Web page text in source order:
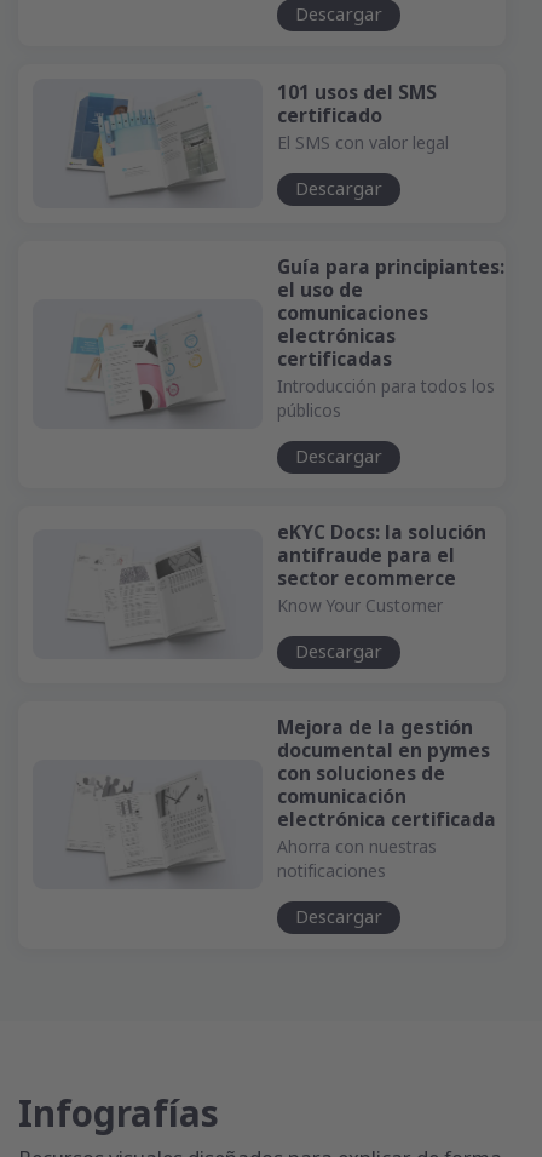
Descargar
101 usos del SMS
certificado
El SMS con valor legal
Descargar
Guía para principiantes:
el uso de
comunicaciones
electrónicas
certificadas
Introducción para todos los
públicos
Descargar
eKYC Docs: la solución
antifraude para el
sector ecommerce
Know Your Customer
Descargar
Mejora de la gestión
documental en pymes
con soluciones de
comunicación
electrónica certificada
Ahorra con nuestras
notificaciones
Descargar
Infografías